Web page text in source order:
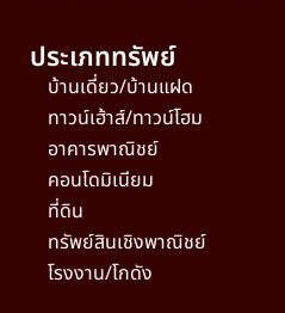
ประเภททรัพย์
บ้านเดี่ยว/บ้านแฝด
ทาวน์เฮ้าส์/ทาวน์โฮม
อาคารพาณิชย์
คอนโดมิเนียม
ที่ดิน
ทรัพย์สินเชิงพาณิชย์
โรงงาน/โกดัง